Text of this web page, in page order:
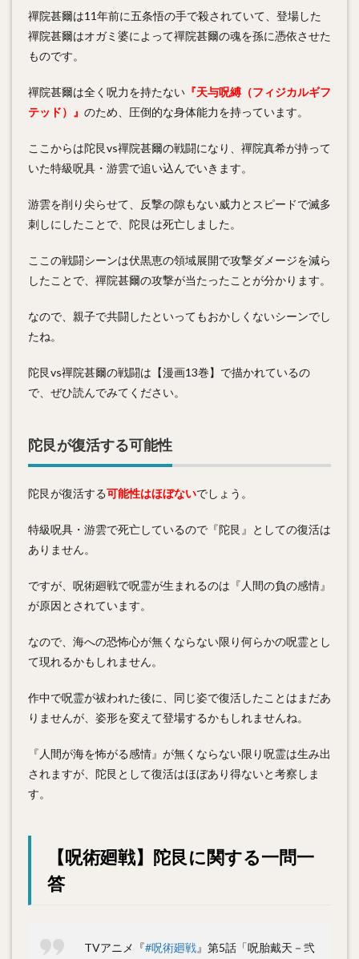
禪院甚爾は11年前に五条悟の手で殺されていて、登場した
禪院甚爾はオガミ婆によって禪院甚爾の魂を孫に憑依させた
ものです。
禪院甚爾は全く呪力を持たない 『天与呪縛（フィジカルギフ
テッド）』 のため、圧倒的な身体能力を持っています。
ここからは陀艮vs禪院甚爾の戦闘になり、禪院真希が持って
いた特級呪具・游雲で追い込んでいきます。
游雲を削り尖らせて、反撃の隙もない威力とスピードで滅多
刺しにしたことで、陀艮は死亡しました。
ここの戦闘シーンは伏黒恵の領域展開で攻撃ダメージを減ら
したことで、禪院甚爾の攻撃が当たったことが分かります。
なので、親子で共闘したといってもおかしくないシーンでし
たね。
陀艮vs禪院甚爾の戦闘は【漫画13巻】で描かれているの
で、ぜひ読んでみてください。
陀艮が復活する可能性
陀艮が復活する可能性はほぼないでしょう。
特級呪具・游雲で死亡しているので『陀艮』としての復活は
ありません。
ですが、呪術廻戦で呪霊が生まれるのは『人間の負の感情』
が原因とされています。
なので、海への恐怖心が無くならない限り何らかの呪霊とし
て現れるかもしれません。
作中で呪霊が祓われた後に、同じ姿で復活したことはまだあ
りませんが、姿形を変えて登場するかもしれませんね。
『人間が海を怖がる感情』が無くならない限り呪霊は生み出
されますが、陀艮として復活はほぼあり得ないと考察しま
す。
【呪術廻戦】陀艮に関する一問一
答
TVアニメ『#呪術廻戦』第5話「呪胎戴天－弐